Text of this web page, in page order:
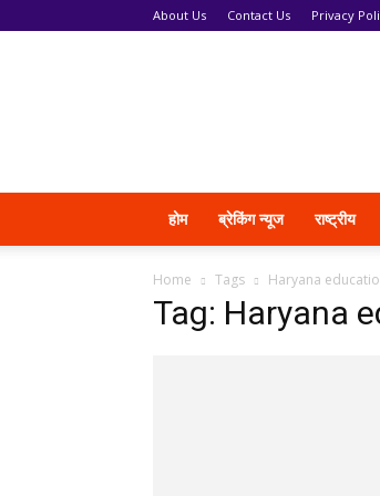
About Us Contact Us Privacy
होम ब्रेकिंग न्यूज राष्ट्रीय
Home Tags Haryana
Tag: Haryana